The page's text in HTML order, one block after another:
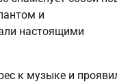
и
настоящими
к музыке и